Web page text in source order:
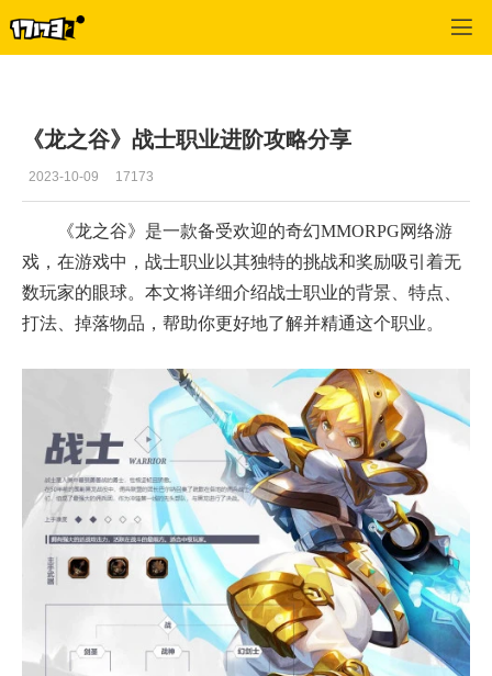
《龙之谷》战士职业进阶攻略分享
2023-10-09 17173
《龙之谷》是一款备受欢迎的奇幻MMORPG网络游
戏，在游戏中，战士职业以其独特的挑战和奖励吸引着无
数玩家的眼球。本文将详细介绍战士职业的背景、特点、
打法、掉落物品，帮助你更好地了解并精通这个职业。